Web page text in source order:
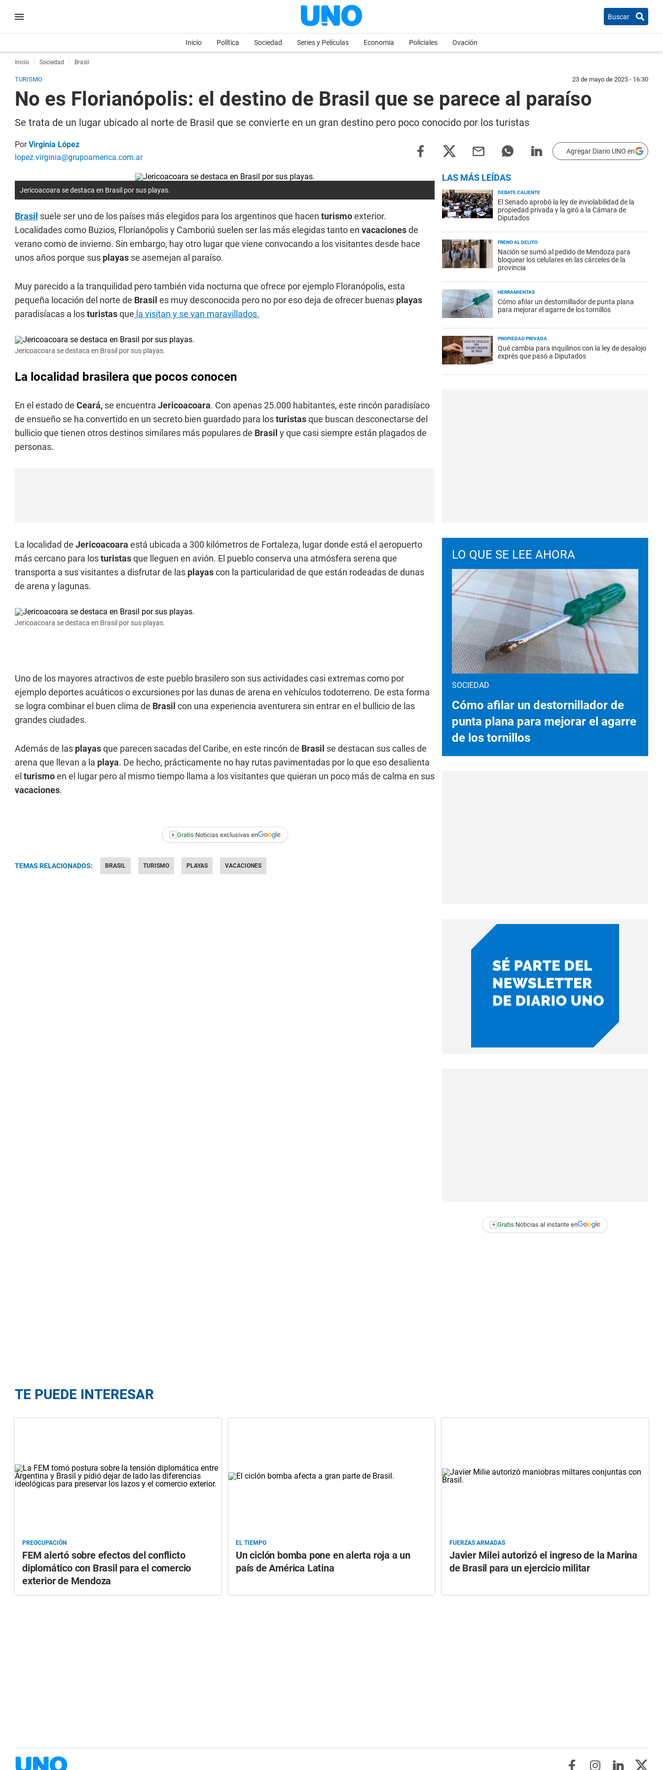
Buscar
Inicio Política Sociedad Series y Películas Economia Policiales Ovación
Inicio Sociedad Brasil
TURISMO 23 de mayo de 2025 - 16:30
No es Florianópolis: el destino de Brasil que se parece al paraíso
Se trata de un lugar ubicado al norte de Brasil que se convierte en un gran destino pero poco conocido por los turistas
PorVirginia López
lopez.virginia@grupoamerica.com.ar
Agregar Diario UNO en
Jericoacoara se destaca en Brasil por sus playas.
Brasil suele ser uno de los países más elegidos para los argentinos que hacen turismoexterior.
Localidades como Buzios, Florianópolis y Camboriú suelen ser las más elegidas tanto en vacacionesde
verano como de invierno. Sin embargo, hay otro lugar que viene convocando a los visitantes desde hace
unos años porque sus playas se asemejan al paraíso.
Muy parecido a la tranquilidad pero también vida nocturna que ofrece por ejemplo Floranópolis, esta
pequeña locación del norte de Brasil es muy desconocida pero no por eso deja de ofrecer buenas playas
paradisíacas a losturistasque la visitan y se van maravillados.
Jericoacoara se destaca en Brasil por sus playas.
La localidad brasilera que pocos conocen
En el estado de Ceará, se encuentra Jericoacoara. Con apenas 25.000 habitantes, este rincón paradisíaco
de ensueño se ha convertido en un secreto bien guardado para losturistasque buscan desconectarse del
bullicio que tienen otros destinos similares más populares de Brasil y que casi siempre están plagados de
personas.
La localidad de Jericoacoara está ubicada a 300 kilómetros de Fortaleza, lugar donde está el aeropuerto
más cercano para losturistasque lleguen en avión. El pueblo conserva una atmósfera serena que
transporta a sus visitantes a disfrutar de las playascon la particularidad de que están rodeadas de dunas
de arena y lagunas.
Jericoacoara se destaca en Brasil por sus playas.
Uno de los mayores atractivos de este pueblo brasilero son sus actividades casi extremas como por
ejemplo deportes acuáticos o excursiones por las dunas de arena en vehículos todoterreno. De esta forma
se logra combinar el buen clima de Brasil con una experiencia aventurera sin entrar en el bullicio de las
grandes ciudades.
Además de las playasque parecen sacadas del Caribe, en este rincón de Brasil se destacan sus calles de
arena que llevan a la playa. De hecho, prácticamente no hay rutas pavimentadas por lo que eso desalienta
el turismoen el lugar pero al mismo tiempo llama a los visitantes que quieran un poco más de calma en sus
vacaciones.
+ Gratis:Noticias exclusivas en
TEMAS RELACIONADOS: BRASIL TURISMO PLAYAS VACACIONES
LAS MÁS LEÍDAS
DEBATE CALIENTE
El Senado aprobó la ley de inviolabilidad de la
propiedad privada y la giró a la Cámara de
Diputados
FRENO AL DELITO
Nación se sumó al pedido de Mendoza para
bloquear los celulares en las cárceles de la
provincia
HERRAMIENTAS
Cómo afilar un destornillador de punta plana
para mejorar el agarre de los tornillos
PROPIEDAD PRIVADA
Qué cambia para inquilinos con la ley de desalojo
exprés que pasó a Diputados
LO QUE SE LEE AHORA
SOCIEDAD
Cómo afilar un destornillador de
punta plana para mejorar el agarre
de los tornillos
+ Gratis:Noticias al instante en
TE PUEDE INTERESAR
PREOCUPACIÓN
FEM alertó sobre efectos del conflicto
diplomático con Brasil para el comercio
exterior de Mendoza
EL TIEMPO
Un ciclón bomba pone en alerta roja a un
país de América Latina
FUERZAS ARMADAS
Javier Milei autorizó el ingreso de la Marina
de Brasil para un ejercicio militar